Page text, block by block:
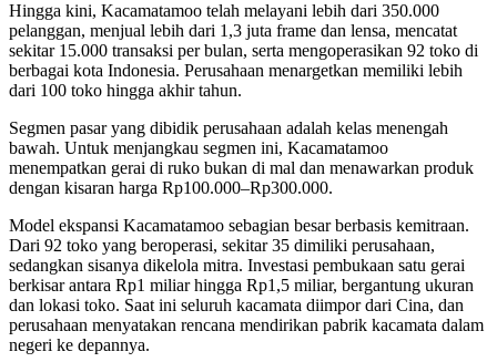
Hingga kini, Kacamatamoo telah melayani lebih dari 350.000
pelanggan, menjual lebih dari 1,3 juta frame dan lensa, mencatat
sekitar 15.000 transaksi per bulan, serta mengoperasikan 92 toko di
berbagai kota Indonesia. Perusahaan menargetkan memiliki lebih
dari 100 toko hingga akhir tahun.
Segmen pasar yang dibidik perusahaan adalah kelas menengah
bawah. Untuk menjangkau segmen ini, Kacamatamoo
menempatkan gerai di ruko bukan di mal dan menawarkan produk
dengan kisaran harga Rp100.000–Rp300.000.
Model ekspansi Kacamatamoo sebagian besar berbasis kemitraan.
Dari 92 toko yang beroperasi, sekitar 35 dimiliki perusahaan,
sedangkan sisanya dikelola mitra. Investasi pembukaan satu gerai
berkisar antara Rp1 miliar hingga Rp1,5 miliar, bergantung ukuran
dan lokasi toko. Saat ini seluruh kacamata diimpor dari Cina, dan
perusahaan menyatakan rencana mendirikan pabrik kacamata dalam
negeri ke depannya.